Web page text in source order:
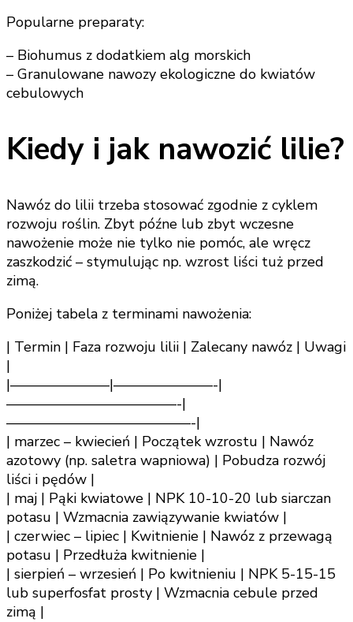
Popularne preparaty:
– Biohumus z dodatkiem alg morskich
– Granulowane nawozy ekologiczne do kwiatów
cebulowych
Kiedy i jak nawozić lilie?
Nawóz do lilii trzeba stosować zgodnie z cyklem
rozwoju roślin. Zbyt późne lub zbyt wczesne
nawożenie może nie tylko nie pomóc, ale wręcz
zaszkodzić – stymulując np. wzrost liści tuż przed
zimą.
Poniżej tabela z terminami nawożenia:
| Termin | Faza rozwoju lilii | Zalecany nawóz | Uwagi
|
|———————|———————-|
————————————-|
—————————————-|
| marzec – kwiecień | Początek wzrostu | Nawóz
azotowy (np. saletra wapniowa) | Pobudza rozwój
liści i pędów |
| maj | Pąki kwiatowe | NPK 10-10-20 lub siarczan
potasu | Wzmacnia zawiązywanie kwiatów |
| czerwiec – lipiec | Kwitnienie | Nawóz z przewagą
potasu | Przedłuża kwitnienie |
| sierpień – wrzesień | Po kwitnieniu | NPK 5-15-15
lub superfosfat prosty | Wzmacnia cebule przed
zimą |